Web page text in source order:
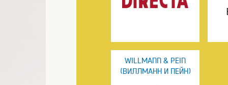
WILLMANN & PEIN
(ВИЛЛМАНН И ПЕЙН)